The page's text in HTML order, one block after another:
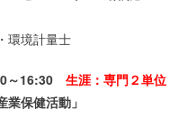
環境計量士
～16:30 生涯：専門２単位
業保健活動」